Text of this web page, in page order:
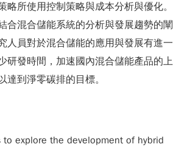
略所使用控制策略與成本分析與優化。
合混合儲能系統的分析與發展趨勢的闡
人員對於混合儲能的應用與發展有進一
研發時間，加速國內混合儲能產品的上
達到淨零碳排的目標。
explore the development of hybrid